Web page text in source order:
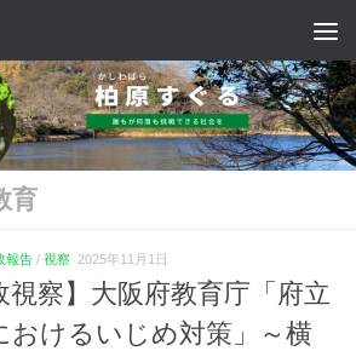
育
報告 / 視察 2025年11月1日
視察】大阪府教育庁「府立
おけるいじめ対策」～横